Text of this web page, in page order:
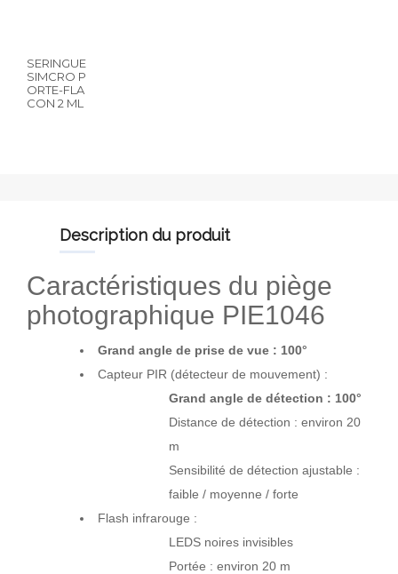
SERINGUE
SIMCRO P
ORTE-FLA
CON 2 ML
description du produit
Caractéristiques du piège
photographique PIE1046
Grand angle de prise de vue : 100°
Capteur PIR (détecteur de mouvement) :
Grand angle de détection : 100°
Distance de détection : environ 20
m
Sensibilité de détection ajustable :
faible / moyenne / forte
Flash infrarouge :
LEDS noires invisibles
Portée : environ 20 m